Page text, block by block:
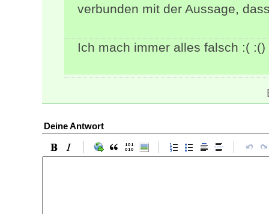
verbunden mit der Aussage,
Ich mach immer alles falsch :( :()
Deine Antwort